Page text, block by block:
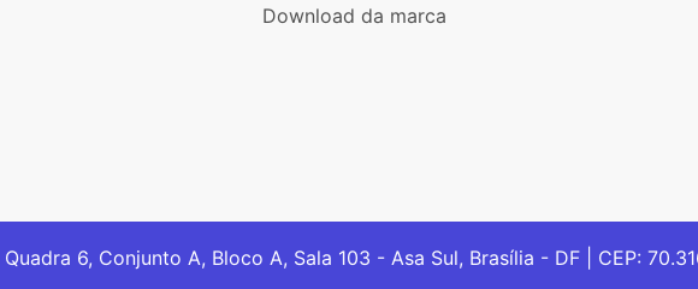
Download da marca
6, Conjunto A, Bloco A, Sala 103 - Asa Sul, Brasília - DF | CEP: